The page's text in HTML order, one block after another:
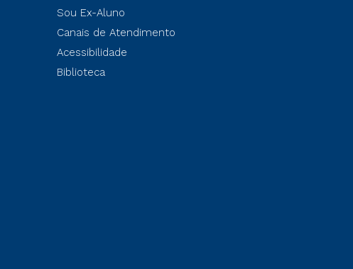
Sou Ex-Aluno
Canais de Atendimento
Acessibilidade
Biblioteca